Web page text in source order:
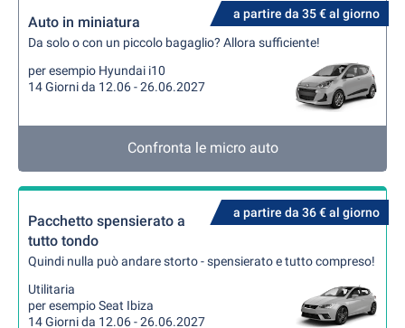
a partire da 35 € al giorno
Auto in miniatura
Da solo o con un piccolo bagaglio? Allora sufficiente!
per esempio Hyundai i10
14 Giorni da 12.06 - 26.06.2027
Confronta le micro auto
a partire da 36 € al giorno
Pacchetto spensierato a
tutto tondo
Quindi nulla può andare storto - spensierato e tutto compreso!
Utilitaria
per esempio Seat Ibiza
14 Giorni da 12.06 - 26.06.2027